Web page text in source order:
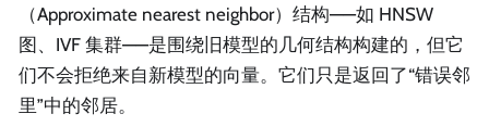
（Approximate nearest neighbor）结构——如 HNSW
图、IVF 集群——是围绕旧模型的几何结构构建的，但它
们不会拒绝来自新模型的向量。它们只是返回了“错误邻
里”中的邻居。